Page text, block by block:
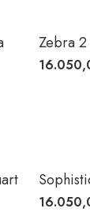
Zebra
Kettle